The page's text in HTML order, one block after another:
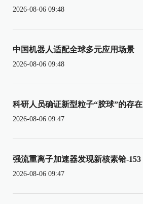
2026-08-06 09:48
中国机器人适配全球多元应用场景
2026-08-06 09:48
科研人员确证新型粒子“胶球”的存在
2026-08-06 09:47
强流重离子加速器发现新核素铪-153
2026-08-06 09:47